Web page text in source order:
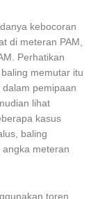
kebocoran
di meteran PAM,
Perhatikan
memutar itu
pemipaan
lihat
kasus
baling
meteran
toren